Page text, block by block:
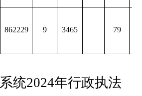
862229 9 3465 79
系统2024年行政执法